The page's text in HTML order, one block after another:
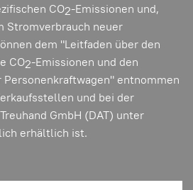
CO2-Emissionen und,
Stromverbrauch neuer
dem "Leitfaden über den
CO2-Emissionen und den
entnommen
und bei der
GmbH (DAT) unter
erhältlich ist.